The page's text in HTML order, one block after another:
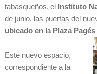
tabasqueños, el
Instituto
de junio, las puertas del
ubicado en la Plaza
Este nuevo espacio,
correspondiente a la